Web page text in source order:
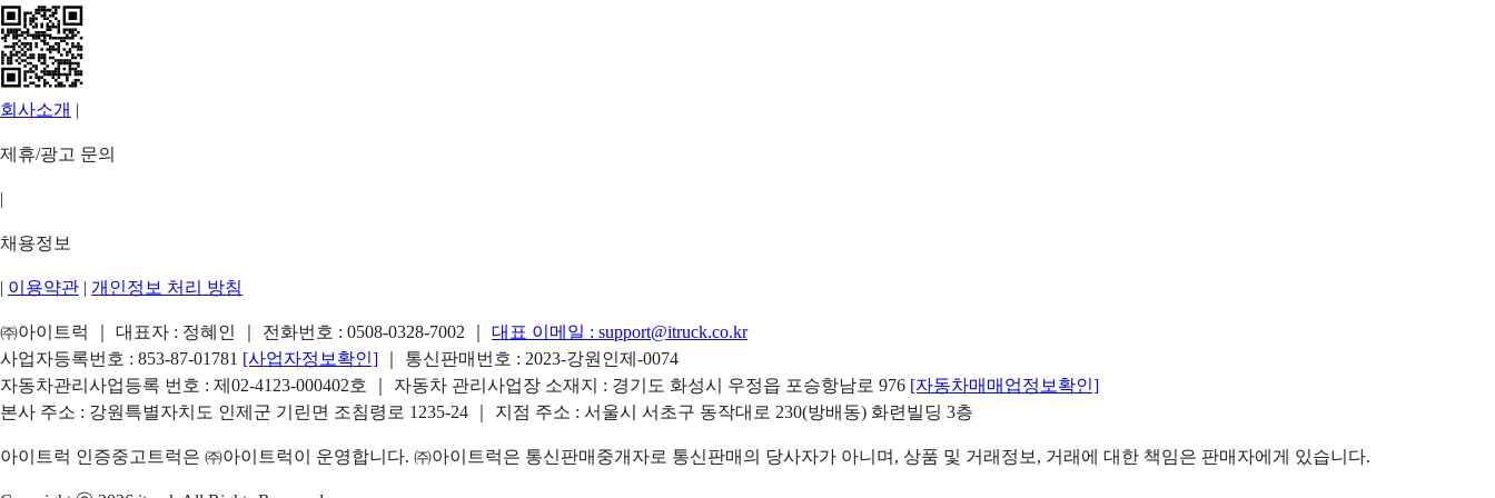
회사소개 |
제휴/광고 문의
|
채용정보
| 이용약관 | 개인정보 처리 방침
㈜아이트럭 ｜ 대표자 : 정혜인 ｜ 전화번호 : 0508-0328-7002 대표 이메일 : support@itruck.co.kr
사업자등록번호 : 853-87-01781 [사업자정보확인]
｜ 통신판매번호 : 2023-강원인제-0074
자동차관리사업등록 번호 : 제02-4123-000402호 ｜ 자동차 관리사업장 소재지 : 경기도 화성시 우정읍 포승항남로 976 [자동차매매업정보확인]
본사 주소 : 강원특별자치도 인제군 기린면 조침령로 1235-24 ｜ 지점 주소 : 서울시 서초구 동작대로 230(방배동) 화련빌딩 3층
아이트럭 인증중고트럭은 ㈜아이트럭이 운영합니다. ㈜아이트럭은 통신판매중개자로 통신판매의 당사자가 아니며, 상품 및 거래정보, 거래에 대한 책임은 판매자에게 있습니다.